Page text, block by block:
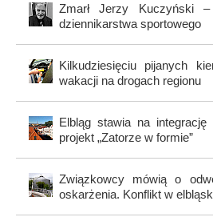
Zmarł Jerzy Kuczyński –
dziennikarstwa sportowego
Kilkudziesięciu pijanych
wakacji na drogach regionu
Elbląg stawia na
projekt „Zatorze w formie”
Związkowcy mówią o
oskarżenia. Konflikt w